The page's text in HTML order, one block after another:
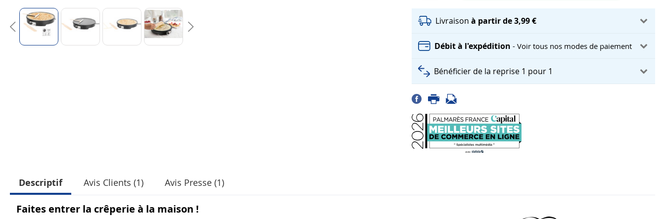
Livraisonà partir de 3,99 €
Débit à l'expédition- Voir tous nos modes de paiement
Bénéficier de la reprise 1 pour 1
Descriptif Avis Clients (1) Avis Presse (1)
Faites entrer la crêperie à la maison !